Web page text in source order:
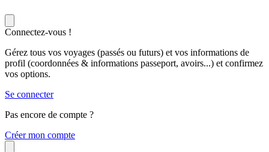
Connectez-vous !
Gérez tous vos voyages (passés ou futurs) et vos informations de
profil (coordonnées & informations passeport, avoirs...) et confirmez
vos options.
Se connecter
Pas encore de compte ?
Créer mon compte